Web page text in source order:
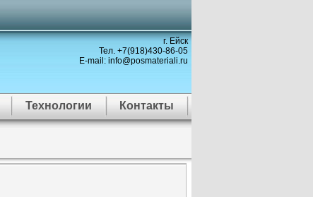
г. Ейск
Тел. +7(918)430-86-05
E-mail: info@posmateriali.ru
Технологии Контакты